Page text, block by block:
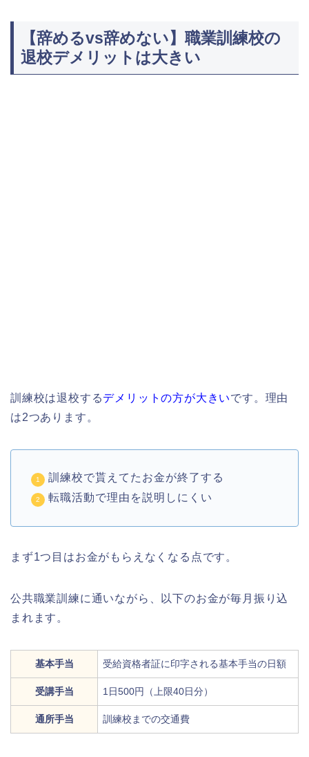
【辞めるvs辞めない】職業訓練校の
退校デメリットは大きい
訓練校は退校するデメリットの方が大きいです。理由
は2つあります。
訓練校で貰えてたお金が終了する
転職活動で理由を説明しにくい
まず1つ目はお金がもらえなくなる点です。
公共職業訓練に通いながら、以下のお金が毎月振り込
まれます。
基本手当 受給資格者証に印字される基本手当の日額
受講手当 1日500円（上限40日分）
通所手当 訓練校までの交通費